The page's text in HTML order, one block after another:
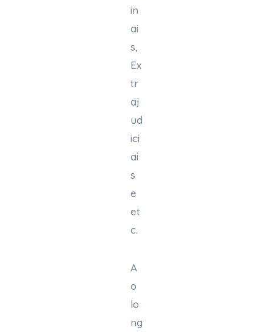
in
ai
s,
Ex
tr
aj
ud
ici
ai
s
e
et
c.
A
o
lo
ng